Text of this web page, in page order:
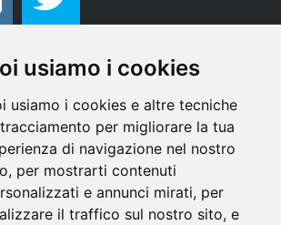
usiamo i cookies
usiamo i cookies e altre tecniche
per migliorare la tua
di navigazione nel nostro
per mostrarti contenuti
e annunci mirati, per
il traffico sul nostro sito, e
CONTATTACI